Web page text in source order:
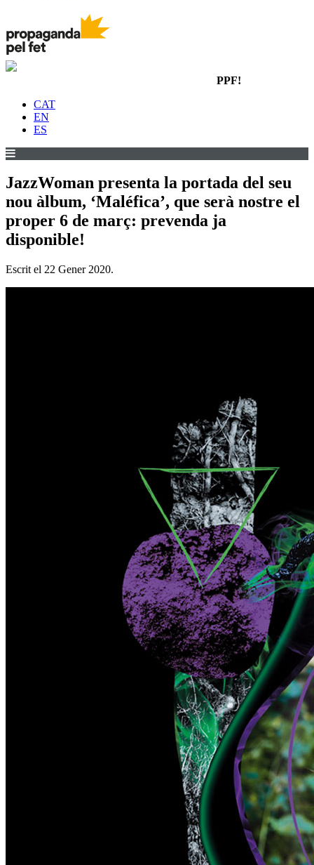
PPF!
CAT
EN
ES
JazzWoman presenta la portada del seu
nou àlbum, ‘Maléfica’, que serà nostre el
proper 6 de març: prevenda ja
disponible!
Escrit el 22 Gener 2020.